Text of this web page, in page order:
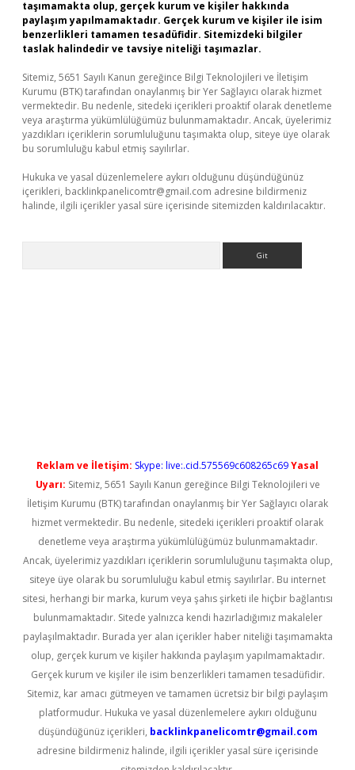
taşımamakta olup, gerçek kurum ve kişiler hakkında
paylaşım yapılmamaktadır. Gerçek kurum ve kişiler ile isim
benzerlikleri tamamen tesadüfidir. Sitemizdeki bilgiler
taslak halindedir ve tavsiye niteliği taşımazlar.
Sitemiz, 5651 Sayılı Kanun gereğince Bilgi Teknolojileri ve İletişim
Kurumu (BTK) tarafından onaylanmış bir Yer Sağlayıcı olarak hizmet
vermektedir. Bu nedenle, sitedeki içerikleri proaktif olarak denetleme
veya araştırma yükümlülüğümüz bulunmamaktadır. Ancak, üyelerimiz
yazdıkları içeriklerin sorumluluğunu taşımakta olup, siteye üye olarak
bu sorumluluğu kabul etmiş sayılırlar.
Hukuka ve yasal düzenlemelere aykırı olduğunu düşündüğünüz
içerikleri, backlinkpanelicomtr@gmail.com adresine bildirmeniz
halinde, ilgili içerikler yasal süre içerisinde sitemizden kaldırılacaktır.
Reklam ve İletişim: Skype: live:.cid.575569c608265c69Yasal
Uyarı: Sitemiz, 5651 Sayılı Kanun gereğince Bilgi Teknolojileri ve
İletişim Kurumu (BTK) tarafından onaylanmış bir Yer Sağlayıcı olarak
hizmet vermektedir. Bu nedenle, sitedeki içerikleri proaktif olarak
denetleme veya araştırma yükümlülüğümüz bulunmamaktadır.
Ancak, üyelerimiz yazdıkları içeriklerin sorumluluğunu taşımakta olup,
siteye üye olarak bu sorumluluğu kabul etmiş sayılırlar. Bu internet
sitesi, herhangi bir marka, kurum veya şahıs şirketi ile hiçbir bağlantısı
bulunmamaktadır. Sitede yalnızca kendi hazırladığımız makaleler
paylaşılmaktadır. Burada yer alan içerikler haber niteliği taşımamakta
olup, gerçek kurum ve kişiler hakkında paylaşım yapılmamaktadır.
Gerçek kurum ve kişiler ile isim benzerlikleri tamamen tesadüfidir.
Sitemiz, kar amacı gütmeyen ve tamamen ücretsiz bir bilgi paylaşım
platformudur. Hukuka ve yasal düzenlemelere aykırı olduğunu
düşündüğünüz içerikleri, backlinkpanelicomtr@gmail.com
adresine bildirmeniz halinde, ilgili içerikler yasal süre içerisinde